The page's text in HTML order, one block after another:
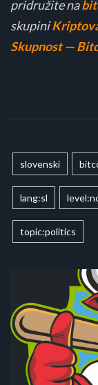
pridružite na
skupini
Skupnost —
slovenski
lang:sl
topic:politics